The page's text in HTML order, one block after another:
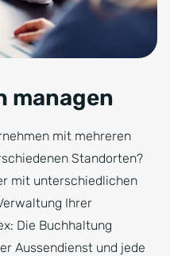
managen
mit mehreren
Standorten?
mit unterschiedlichen
Ihrer
Die Buchhaltung
Aussendienst und jede